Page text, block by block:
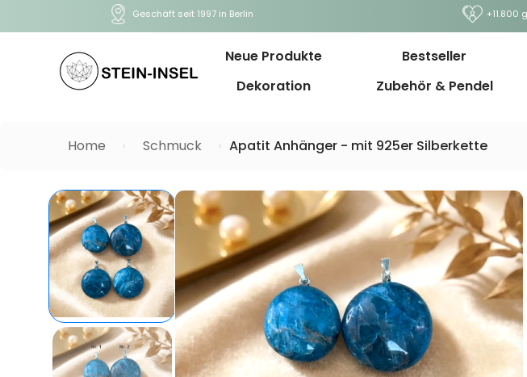
Geschäft seit 1997 in Berlin +11.800
Neue Produkte Bestseller
Dekoration
Zubehör & Pendel
Home Schmuck Apatit Anhänger - mit 925er Silberkette